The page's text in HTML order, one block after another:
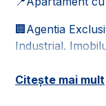
🏢Agentia
Industrial.
📐Locuinta este
- 1 living;
Citește mai mult